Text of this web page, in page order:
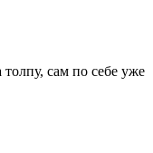
сам по себе уже